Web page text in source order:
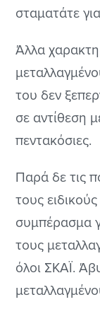
σταματάτε
Άλλα
του δεν
σε αντίθεση
πεντακόσιες.
Παρά δε τις
τους
συμπέρασμα
τους
όλοι ΣΚΑΪ.